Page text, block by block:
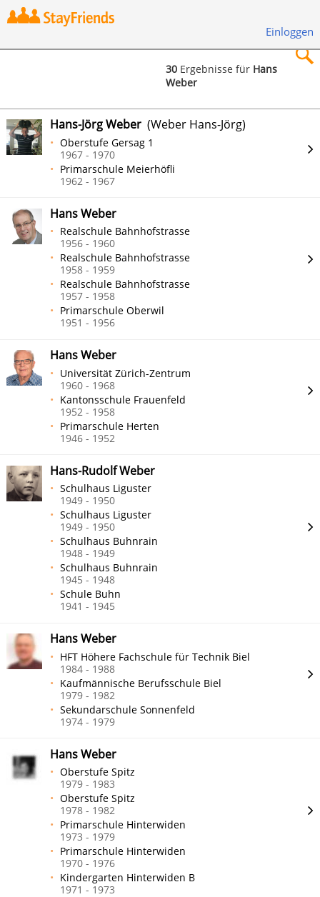
Einloggen
Suchen
30Ergebnisse für Hans
Weber
Hans-Jörg Weber (Weber Hans-Jörg)
Oberstufe Gersag 1
1967 - 1970
Primarschule Meierhöfli
1962 - 1967
Hans Weber
Realschule Bahnhofstrasse
1956 - 1960
Realschule Bahnhofstrasse
1958 - 1959
Realschule Bahnhofstrasse
1957 - 1958
Primarschule Oberwil
1951 - 1956
Hans Weber
Universität Zürich-Zentrum
1960 - 1968
Kantonsschule Frauenfeld
1952 - 1958
Primarschule Herten
1946 - 1952
Hans-Rudolf Weber
Schulhaus Liguster
1949 - 1950
Schulhaus Liguster
1949 - 1950
Schulhaus Buhnrain
1948 - 1949
Schulhaus Buhnrain
1945 - 1948
Schule Buhn
1941 - 1945
Hans Weber
HFT Höhere Fachschule für Technik Biel
1984 - 1988
Kaufmännische Berufsschule Biel
1979 - 1982
Sekundarschule Sonnenfeld
1974 - 1979
Hans Weber
Oberstufe Spitz
1979 - 1983
Oberstufe Spitz
1978 - 1982
Primarschule Hinterwiden
1973 - 1979
Primarschule Hinterwiden
1970 - 1976
Kindergarten Hinterwiden B
1971 - 1973